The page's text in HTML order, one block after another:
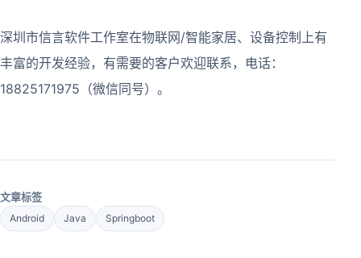
深圳市信言软件工作室在物联网/智能家居、设备控制上有
丰富的开发经验，有需要的客户欢迎联系，电话：
18825171975（微信同号）。
文章标签
Android Java Springboot